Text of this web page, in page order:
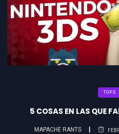
TOPS
5 COSAS EN LAS QUE
MAPACHE RANTS